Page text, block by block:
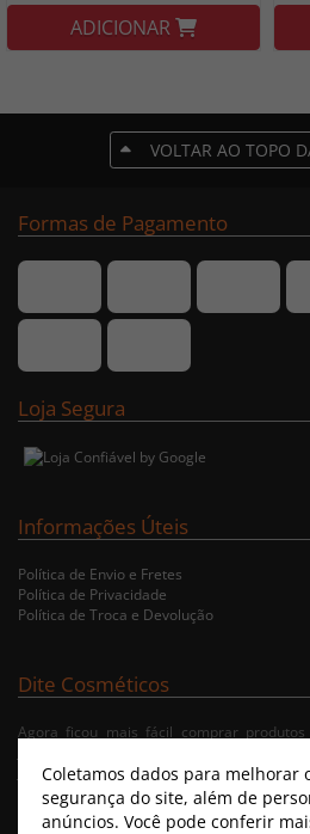
ADICIONAR
VOLTAR AO TOPO
Formas de Pagamento
Loja Segura
Informações Úteis
Política de Envio e Fretes
Política de Privacidade
Política de Troca e Devolução
Dite Cosméticos
Agora ficou mais fácil comprar
Jequiti nas cidades de Recife/PE, Olinda/
Jaboatão/PE. A nossa loja virtual
e fazer pedido de Delivery no conforto
condições de entrega.
Coletamos dados para melhorar
segurança do site, além de
anúncios. Você pode conferir